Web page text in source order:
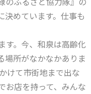
決めています。仕事も
す。今、和泉は高齢化
場所がなかなかありま
けて市街地まで出な
お店を持って、みんな